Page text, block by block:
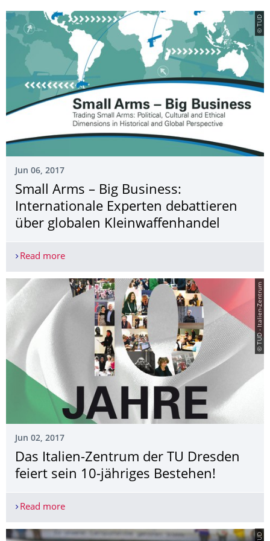
© TUD
Jun 06, 2017
Small Arms – Big Business:
Internationale Experten debattieren
über globalen Kleinwaffenhandel
Read moreSmall Arms – Big Business: Internationale
© TUD - Italien-Zentrum
Jun 02, 2017
Das Italien-Zentrum der TU Dresden
feiert sein 10-jähriges Bestehen!
Read moreDas Italien-Zentrum der TU Dresden feiert sein